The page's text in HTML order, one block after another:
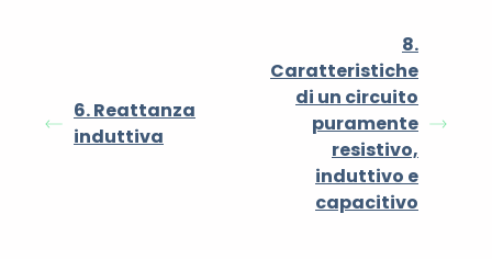
6. Reattanza
induttiva
8.
Caratteristiche
di un circuito
puramente
resistivo,
induttivo e
capacitivo